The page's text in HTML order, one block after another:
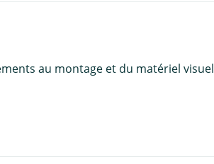
au montage et du matériel visuel